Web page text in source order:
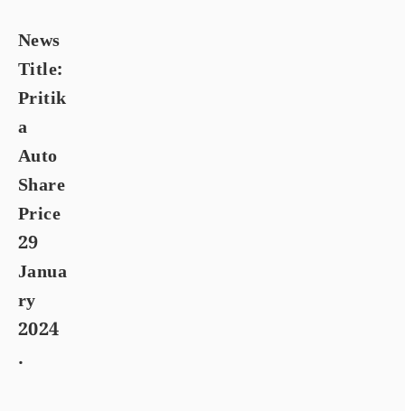
News
Title:
Pritik
a
Auto
Share
Price
29
Janua
ry
2024
.